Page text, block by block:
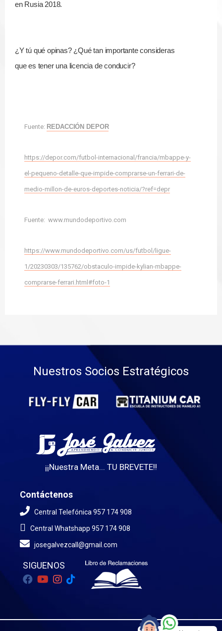
en Rusia 2018.
¿Y tú qué opinas? ¿Qué tan importante consideras
que es tener una licencia de conducir?
Fuente: REDACCIÓN DEPOR
https://depor.com/futbol-internacional/francia/mbappe-y-
el-pequeno-detalle-que-impide-comprarse-un-ferrari-de-
medio-millon-de-euros-deportes-noticia/?ref=depr
Fuente: www.mundodeportivo.com
https://www.mundodeportivo.com/us/futbol/ligue-
1/20230303/135762/obstaculo-impide-kylian-mbappe-
comprarse-ferrari.html#foto-1
Nuestros Socios Estratégicos
¡¡Nuestra Meta... TU BREVETE!!
Contáctenos
Central Telefónica 957 174 908
Central Whatshapp 957 174 908
josegalvezcall@gmail.com
SIGUENOS